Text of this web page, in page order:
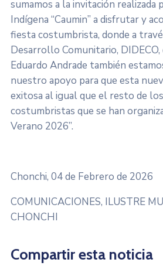
sumamos a la invitación realizada
Indígena “Caumin” a disfrutar y
fiesta costumbrista, donde a
Desarrollo Comunitario, DIDECO,
Eduardo Andrade también
nuestro apoyo para que esta
exitosa al igual que el resto de
costumbristas que se han
Verano 2026”.
Chonchi, 04 de Febrero de 2026
COMUNICACIONES, ILUSTRE
CHONCHI
Compartir esta noticia